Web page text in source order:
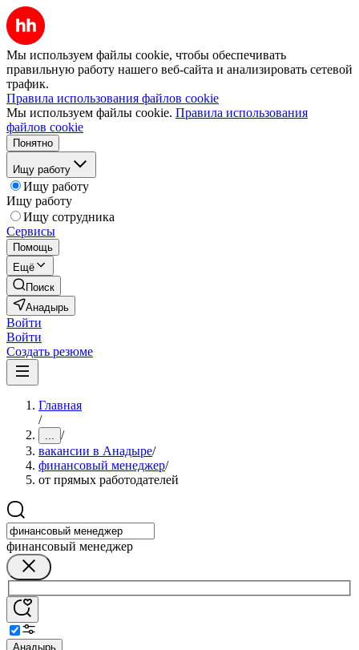
Мы используем файлы cookie, чтобы обеспечивать
правильную работу нашего веб-сайта и анализировать сетевой
трафик.
Правила использования файлов cookie
Мы используем файлы cookie. Правила использования
файлов cookie
Понятно
Ищу работу
Ищу работу
Ищу работу
Ищу сотрудника
Сервисы
Помощь
Ещё
Поиск
Анадырь
Войти
Войти
Создать резюме
Главная
/
... /
вакансии в Анадыре/
финансовый менеджер/
от прямых работодателей
финансовый менеджер
Анадырь